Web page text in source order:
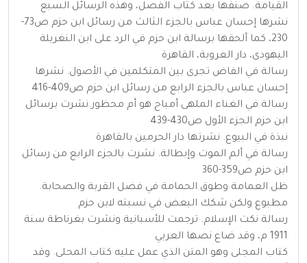
القيامة. صنفها بعد كتاب الفصل، وهذه الرسائل السبع
نشرها إحسان عباس بالجزء الثالث من رسائل ابن حزم ص73-
230، كما ألحقها برسالة ابن حزم في الرد على ابن النغريلة
اليهودى، دار العروبة، القاهرة
رسالة في الفاض تجرى بين المتكلمين في الأصول. نشرها
إحسان عباس بالجزء الرابع من رسائل ابن حزم ص409-416
رسالة في الغناء الملهى أمباح هو أم محظور.نشرت برسائل
ابن حزم الجزء الأول ص430-439
نبذة في البيوع. نشرتها دار الحرمين بالقاهرة
رسالة في ألم الموت وإبطالة. نشرت بالجزء الرابع من رسائل
ابن حزم ص359-360
ظل العمامة وطوق الحمامة في فضل القربة والصحابة.
مطبوع ولكن شكك البعض في نسبته لابن حزم
رسالة نكت الإسلام. ترجمت للأسبانية ونشرت بغرناطة سنة
1911 م، وقد ضاع نصها العربي
كتاب المجلى وهو المتن الذي عمل عليه كتاب المحلى. وقد